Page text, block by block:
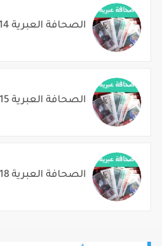
الصحافة العبرية 14-12-2022
الصحافة العبرية 15-12-2022
الصحافة العبرية 18-12-2022